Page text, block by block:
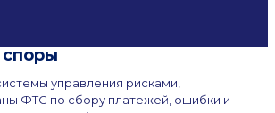
управления рисками,
ФТС по сбору платежей, ошибки и